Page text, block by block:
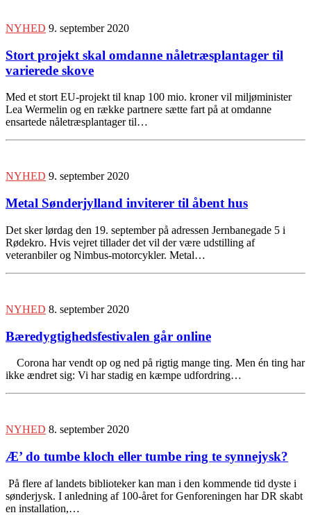
NYHED 9. september 2020
Stort projekt skal omdanne nåletræsplantager til
varierede skove
Med et stort EU-projekt til knap 100 mio. kroner vil miljøminister
Lea Wermelin og en række partnere sætte fart på at omdanne
ensartede nåletræsplantager til…
NYHED 9. september 2020
Metal Sønderjylland inviterer til åbent hus
Det sker lørdag den 19. september på adressen Jernbanegade 5 i
Rødekro. Hvis vejret tillader det vil der være udstilling af
veteranbiler og Nimbus-motorcykler. Metal…
NYHED 8. september 2020
Bæredygtighedsfestivalen går online
Corona har vendt op og ned på rigtig mange ting. Men én ting har
ikke ændret sig: Vi har stadig en kæmpe udfordring…
NYHED 8. september 2020
Æ’ do tumbe kloch eller tumbe ring te synnejysk?
På flere af landets biblioteker kan man i den kommende tid dyste i
sønderjysk. I anledning af 100-året for Genforeningen har DR skabt
en installation,…